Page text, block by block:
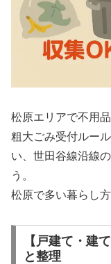
松原エリアで不用
粗大ごみ受付ルー
い、世田谷線沿線
う。
松原で多い暮らし
【戸建て・建
と整理